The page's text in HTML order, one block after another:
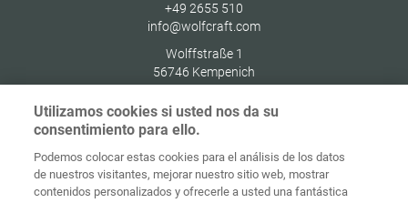
+49 2655 510
info@wolfcraft.com
Wolffstraße 1
56746 Kempenich
Inicio Contacto Aviso legal
Protección de
datos
Utilizamos cookies si usted nos da su
consentimiento para ello.
Podemos colocar estas cookies para el análisis de los datos
de nuestros visitantes, mejorar nuestro sitio web, mostrar
contenidos personalizados y ofrecerle a usted una fantástica